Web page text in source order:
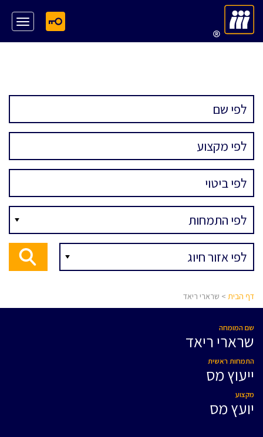
דף הבית > שרארי ריאד
שם המומחה
שרארי ריאד
התמחות ראשית
ייעוץ מס
מקצוע
יועץ מס